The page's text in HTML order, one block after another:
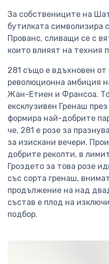
За собствениците на
бутилката символизира
Прованс, сливащи се с
които влияят на техния
281 също е вдъхновен от
революционна амбиция
Жан-Етиен и Франсоа.
ексклузивен Гренаш
формира най-добрите
че, 281 е розе за
за изискани вечери.
добрите реколти, в
Гроздето за това розе
със сорта гренаш,
продължение на над
състав е плод на
подбор.